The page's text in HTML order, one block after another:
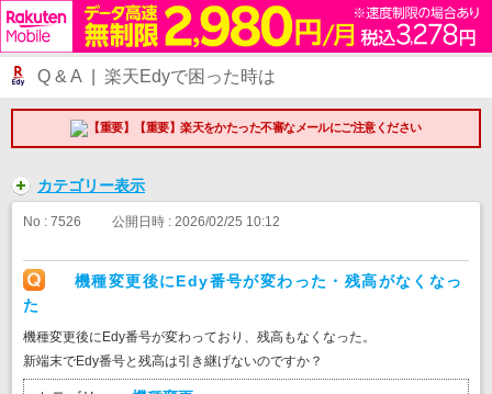
Q & A | 楽天Edyで困った時は
【重要】楽天をかたった不審なメールにご注意ください
カテゴリー表示
No : 7526 公開日時 : 2026/02/25 10:12
機種変更後にEdy番号が変わった・残高がなくなっ
た
機種変更後にEdy番号が変わっており、残高もなくなった。
新端末でEdy番号と残高は引き継げないのですか？